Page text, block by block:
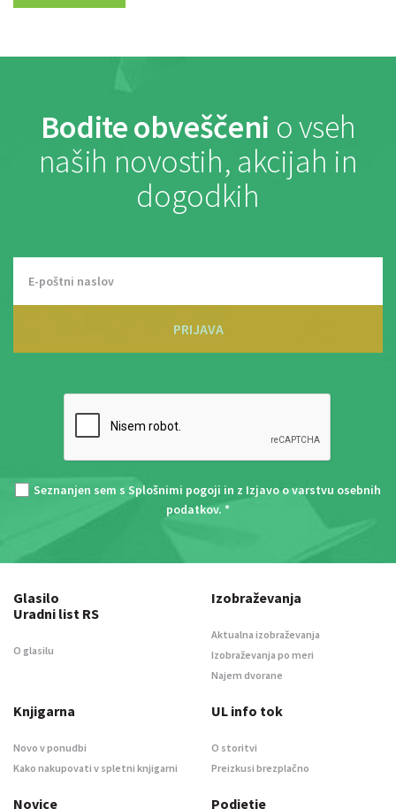
Bodite obveščeni o vseh
naših novostih, akcijah in
dogodkih
PRIJAVA
Seznanjen sem s Splošnimi pogoji in z Izjavo o varstvu osebnih
podatkov. *
Glasilo
Uradni list RS
O glasilu
Izobraževanja
Aktualna izobraževanja
Izobraževanja po meri
Najem dvorane
Knjigarna
Novo v ponudbi
Kako nakupovati v spletni knjigarni
UL info tok
O storitvi
Preizkusi brezplačno
Novice Podjetje